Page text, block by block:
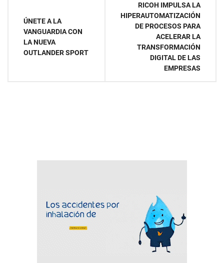
entradas
ÚNETE A LA
VANGUARDIA CON
LA NUEVA
OUTLANDER SPORT
RICOH IMPULSA LA
HIPERAUTOMATIZACIÓN
DE PROCESOS PARA
ACELERAR LA
TRANSFORMACIÓN
DIGITAL DE LAS
EMPRESAS